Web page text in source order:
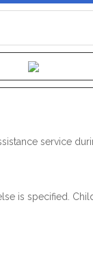
service
is specified.